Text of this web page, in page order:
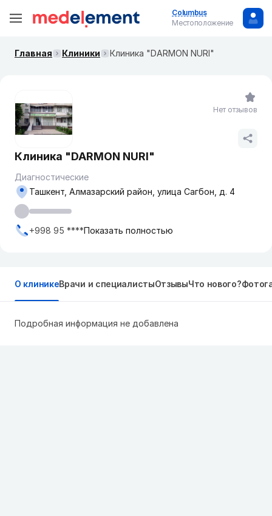
Columbus
Местоположение
Главная Клиники Клиника "DARMON NURI"
Клиника "DARMON NURI"
Диагностические
Ташкент, Алмазарский район, улица Сагбон, д. 4
+998 95 ****Показать полностью
Нет отзывов
О клиникеВрачи и специалистыОтзывыЧто нового?
Подробная информация не добавлена